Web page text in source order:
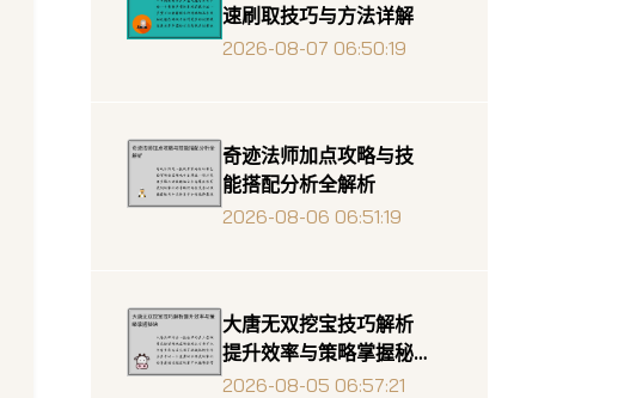
速刷取技巧与方法详解
2026-08-07 06:50:19
奇迹法师加点攻略与技
能搭配分析全解析
2026-08-06 06:51:19
大唐无双挖宝技巧解析
提升效率与策略掌握秘
诀
2026-08-05 06:57:21